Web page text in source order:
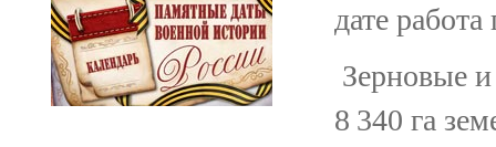
дате
Зерновые
8 340 га